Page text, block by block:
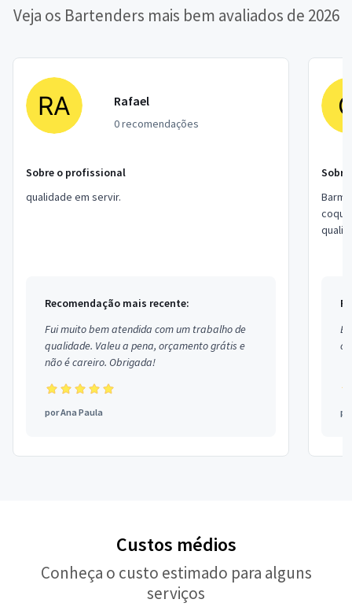
Veja os Bartenders mais bem avaliados de 2026
Rafael
0 recomendações
Sobre o profissional
qualidade em servir.
Recomendação mais recente:
Fui muito bem atendida com um trabalho de
qualidade. Valeu a pena, orçamento grátis e
não é careiro. Obrigada!
porAna Paula
Custos médios
Conheça o custo estimado para alguns
serviços